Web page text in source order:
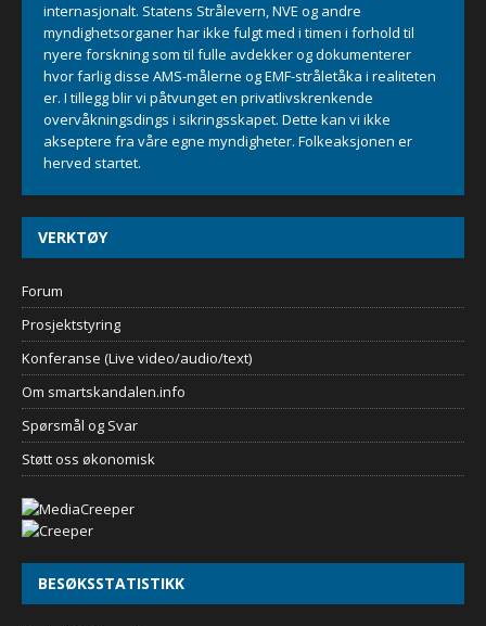
internasjonalt. Statens Strålevern, NVE og andre
myndighetsorganer har ikke fulgt med i timen i forhold til
nyere forskning som til fulle avdekker og dokumenterer
hvor farlig disse AMS-målerne og EMF-stråletåka i realiteten
er. I tillegg blir vi påtvunget en privatlivskrenkende
overvåkningsdings i sikringsskapet. Dette kan vi ikke
akseptere fra våre egne myndigheter. Folkeaksjonen er
herved startet.
VERKTØY
Forum
Prosjektstyring
Konferanse (Live video/audio/text)
Om smartskandalen.info
Spørsmål og Svar
Støtt oss økonomisk
BESØKSSTATISTIKK